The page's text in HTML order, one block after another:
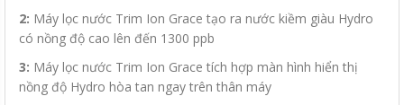
2: Máy lọc nước Trim Ion Grace tạo ra nước kiềm giàu Hydro
có nồng độ cao lên đến 1300 ppb
3: Máy lọc nước Trim Ion Grace tích hợp màn hình hiển thị
nồng độ Hydro hòa tan ngay trên thân máy